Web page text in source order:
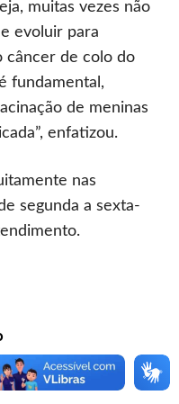
muitas vezes não
evoluir para
câncer de colo do
fundamental,
de meninas
enfatizou.
nas
segunda a sexta-